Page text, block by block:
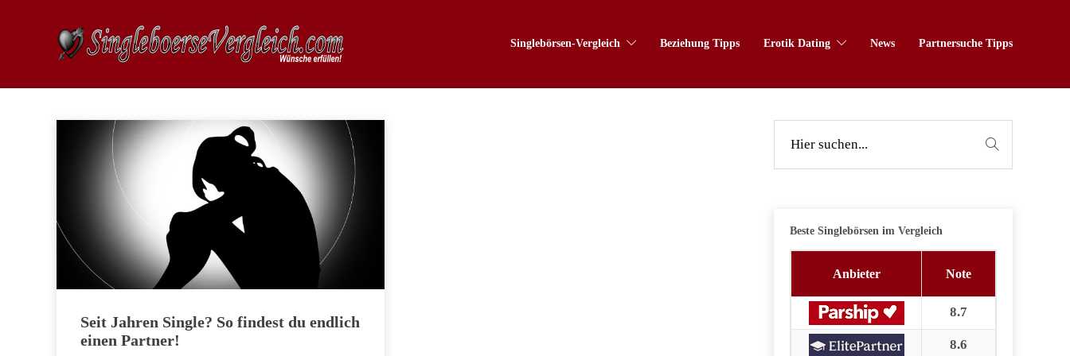
Singlebörsen-Vergleich Beziehung Tipps Erotik Dating News Partnersuche Tipps
Seit Jahren Single? So findest du endlich
einen Partner!
Beste Singlebörsen im Vergleich
Anbieter Note
8.7
8.6